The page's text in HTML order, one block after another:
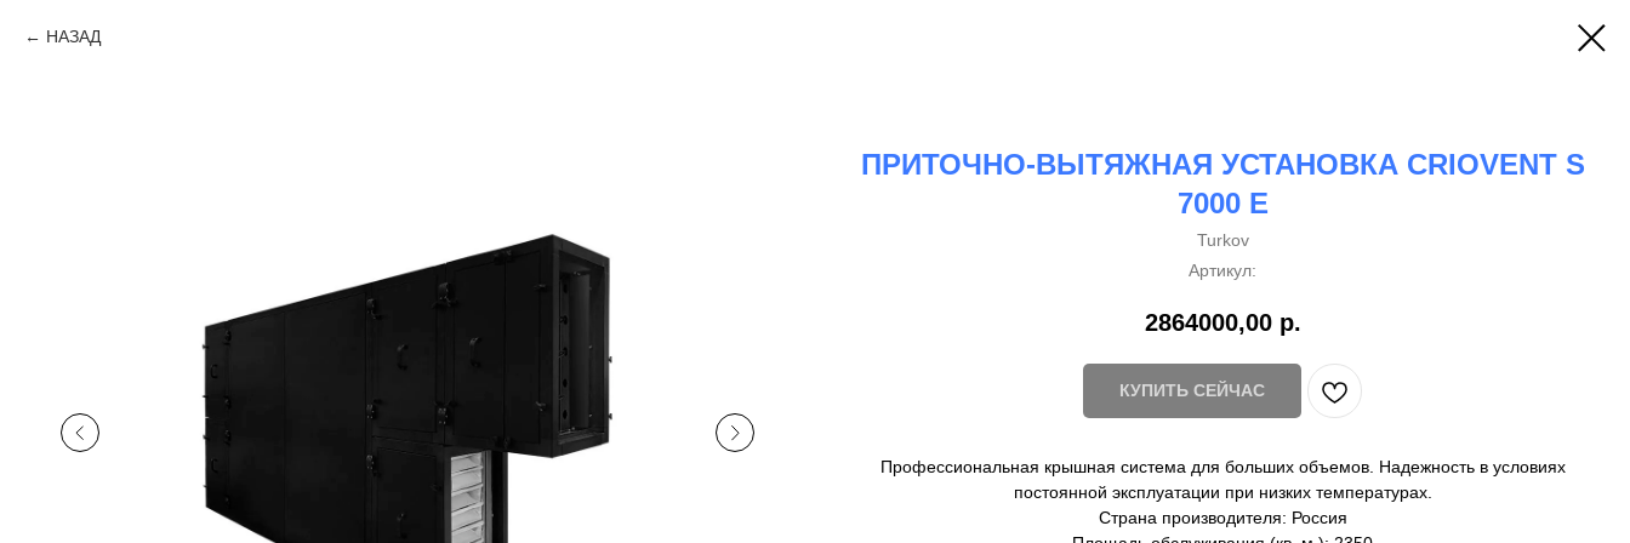
НАЗАД
ПРИТОЧНО-ВЫТЯЖНАЯ УСТАНОВКА CRIOVENT S
7000 E
Turkov
Артикул:
2864000,00 р.
КУПИТЬ СЕЙЧАС
Профессиональная крышная система для больших объемов. Надежность в условиях
постоянной эксплуатации при низких температурах.
Страна производителя: Россия